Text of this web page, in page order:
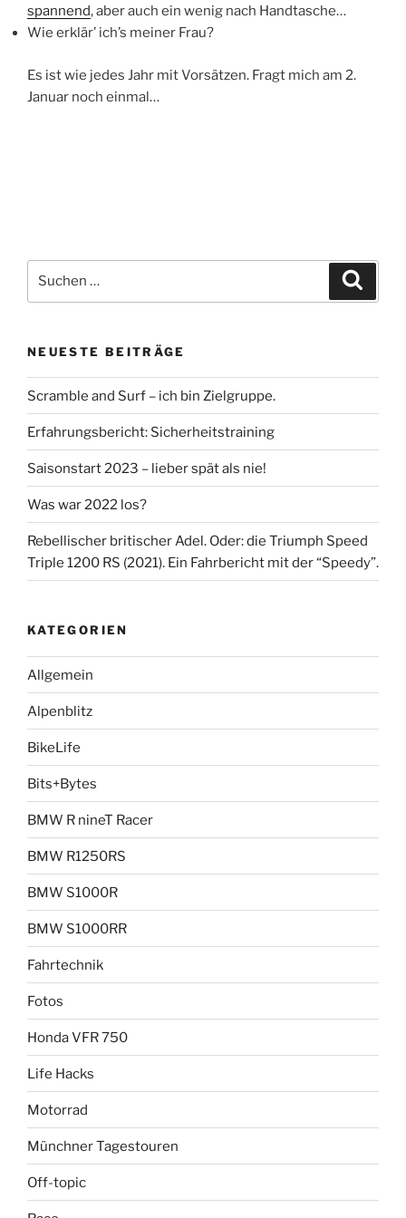
spannend, aber auch ein wenig nach Handtasche…
Wie erklär’ ich’s meiner Frau?
Es ist wie jedes Jahr mit Vorsätzen. Fragt mich am 2.
Januar noch einmal…
nach:
NEUESTE BEITRÄGE
Scramble and Surf – ich bin Zielgruppe.
Erfahrungsbericht: Sicherheitstraining
Saisonstart 2023 – lieber spät als nie!
Was war 2022 los?
Rebellischer britischer Adel. Oder: die Triumph Speed
Triple 1200 RS (2021). Ein Fahrbericht mit der “Speedy”.
KATEGORIEN
Allgemein
Alpenblitz
BikeLife
Bits+Bytes
BMW R nineT Racer
BMW R1250RS
BMW S1000R
BMW S1000RR
Fahrtechnik
Fotos
Honda VFR 750
Life Hacks
Motorrad
Münchner Tagestouren
Off-topic